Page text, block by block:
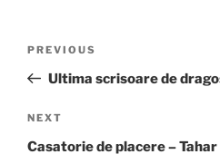
Previous
Post
PREVIOUS
Ultima scrisoare de
Next
Post
NEXT
Casatorie de placere – Tahar